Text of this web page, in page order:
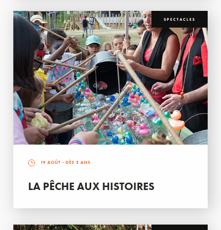
SPECTACLES
19 AOÛT - DÈS 3 ANS
LA PÊCHE AUX HISTOIRES